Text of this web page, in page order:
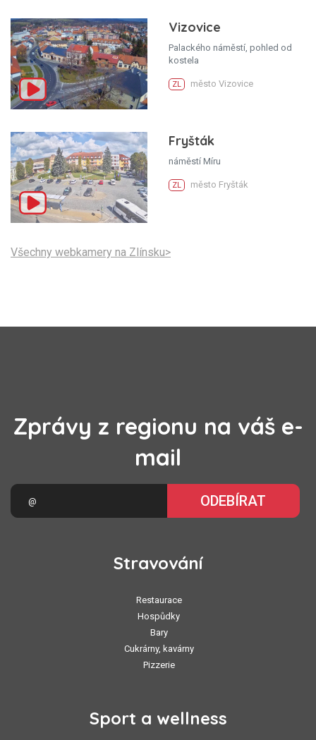
Vizovice
Palackého náměstí, pohled od
kostela
ZL město Vizovice
Fryšták
náměstí Míru
ZL město Fryšták
Všechny webkamery na Zlínsku>
Zprávy z regionu na váš e-
mail
ODEBÍRAT
Stravování
Restaurace
Hospůdky
Bary
Cukrárny, kavárny
Pizzerie
Sport a wellness